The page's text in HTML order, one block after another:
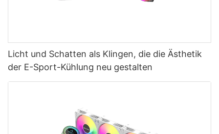
Licht und Schatten als Klingen, die die Ästhetik
der E-Sport-Kühlung neu gestalten